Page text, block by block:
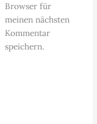
Browser für
meinen nächsten
Kommentar
speichern.